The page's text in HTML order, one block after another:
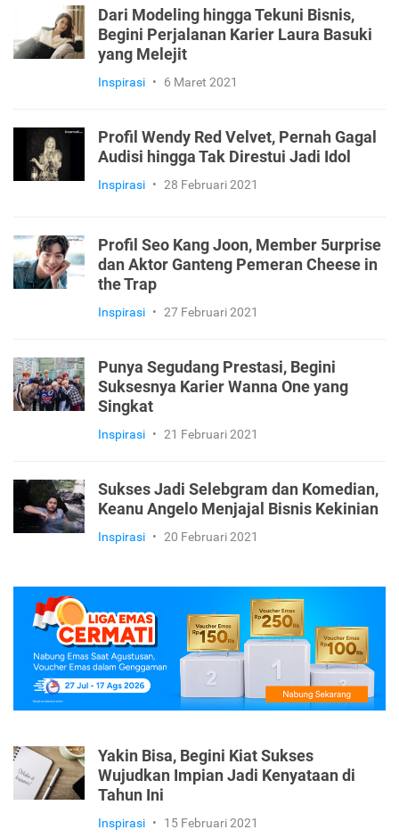
Dari Modeling hingga Tekuni Bisnis,
Begini Perjalanan Karier Laura Basuki
yang Melejit
Inspirasi • 6 Maret 2021
Profil Wendy Red Velvet, Pernah Gagal
Audisi hingga Tak Direstui Jadi Idol
Inspirasi • 28 Februari 2021
Profil Seo Kang Joon, Member 5urprise
dan Aktor Ganteng Pemeran Cheese in
the Trap
Inspirasi • 27 Februari 2021
Punya Segudang Prestasi, Begini
Suksesnya Karier Wanna One yang
Singkat
Inspirasi • 21 Februari 2021
Sukses Jadi Selebgram dan Komedian,
Keanu Angelo Menjajal Bisnis Kekinian
Inspirasi • 20 Februari 2021
Yakin Bisa, Begini Kiat Sukses
Wujudkan Impian Jadi Kenyataan di
Tahun Ini
Inspirasi • 15 Februari 2021